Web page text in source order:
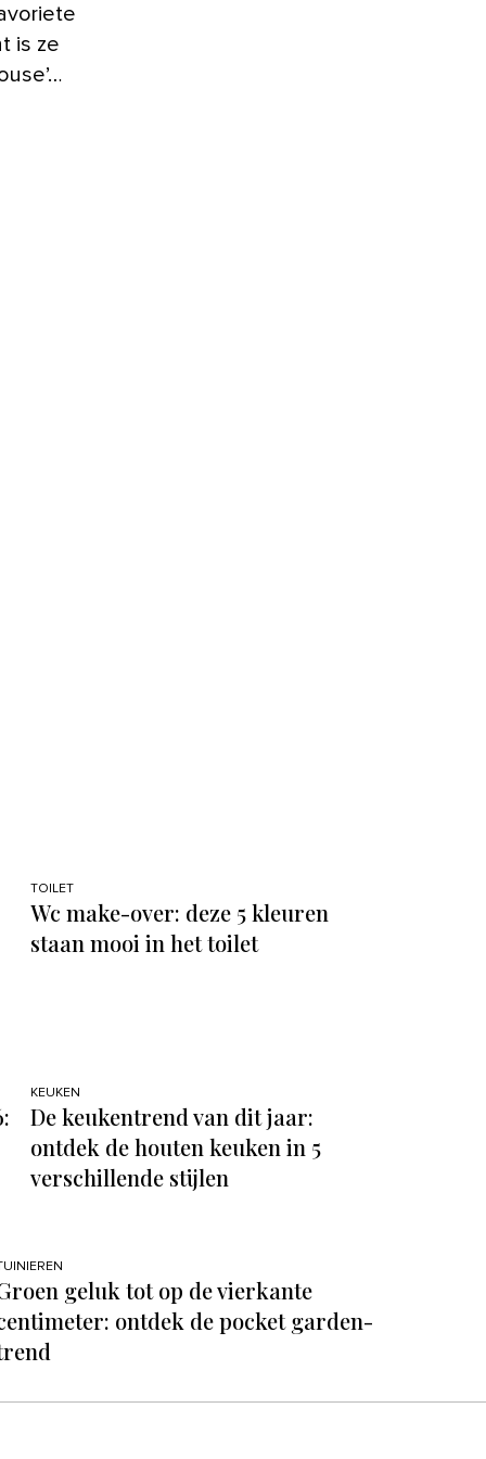
is ze
TOILET
Wc make-over: deze 5 kleuren
staan mooi in het toilet
KEUKEN
De keukentrend van dit jaar:
ontdek de houten keuken in 5
verschillende stijlen
TUINIEREN
geluk tot op de vierkante
ontdek de pocket garden-